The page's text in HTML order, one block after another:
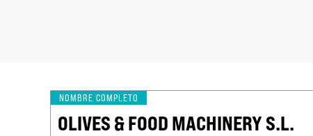
NOMBRE COMPLETO
OLIVES & FOOD MACHINERY S.L.